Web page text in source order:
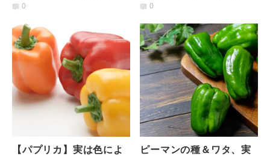
ぼす食べ物ワースト3とそ
が解説
0
せとは？管理栄養士がお
＋レシピ
0
【パプリカ】実は色によ
ピーマンの種＆ワタ、実